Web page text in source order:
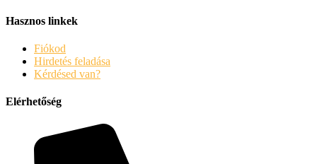
Hasznos linkek
Fiókod
Hirdetés feladása
Kérdésed van?
Elérhetőség